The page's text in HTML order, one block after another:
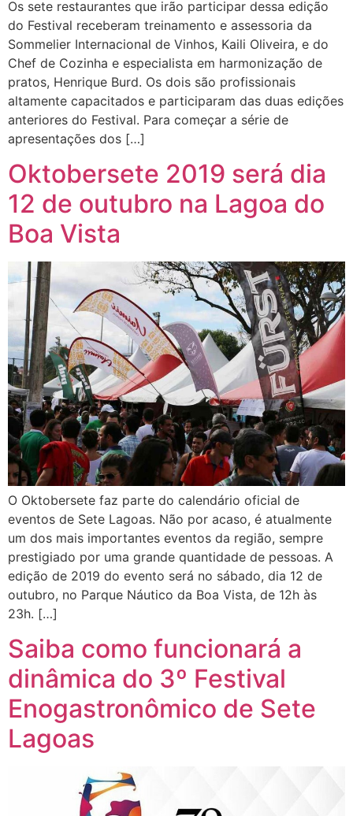
Os sete restaurantes que irão participar dessa edição
do Festival receberam treinamento e assessoria da
Sommelier Internacional de Vinhos, Kaili Oliveira, e do
Chef de Cozinha e especialista em harmonização de
pratos, Henrique Burd. Os dois são profissionais
altamente capacitados e participaram das duas edições
anteriores do Festival. Para começar a série de
apresentações dos […]
Oktobersete 2019 será dia
12 de outubro na Lagoa do
Boa Vista
O Oktobersete faz parte do calendário oficial de
eventos de Sete Lagoas. Não por acaso, é atualmente
um dos mais importantes eventos da região, sempre
prestigiado por uma grande quantidade de pessoas. A
edição de 2019 do evento será no sábado, dia 12 de
outubro, no Parque Náutico da Boa Vista, de 12h às
23h. […]
Saiba como funcionará a
dinâmica do 3º Festival
Enogastronômico de Sete
Lagoas